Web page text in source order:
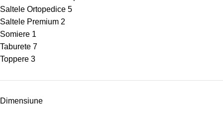
Saltele Ortopedice 5
Saltele Premium 2
Somiere 1
Taburete 7
Toppere 3
Dimensiune